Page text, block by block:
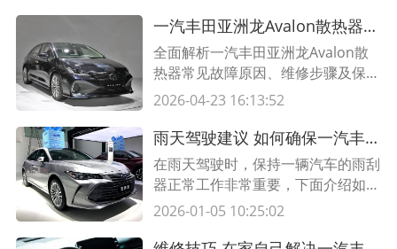
动或有损坏，导致机油盖漏油；2.机
油管损坏，导致机油漏油；3.机油质
量问题，油盖漏油；4.机油泵问题，
油盖漏油。处理方法：1.检查机油
盖，如果有松动或损坏，请及时
一汽丰田亚洲龙Avalon散热器故障维修指南｜专业解析与步骤详解
全面解析一汽丰田亚洲龙Avalon散
热器常见故障原因、维修步骤及保养
技巧，附专业维修表格与实操建议，
2026-04-23 16:13:52
雨天驾驶建议 如何确保一汽丰田亚洲龙Avalon雨刮器正常工作
在雨天驾驶时，保持一辆汽车的雨刮
器正常工作非常重要，下面介绍如何
确保一汽丰田亚洲龙Avalon的雨刮
2026-01-05 10:25:02